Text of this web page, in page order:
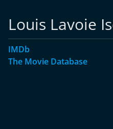
Louis Lavoie
IMDb
The Movie Database